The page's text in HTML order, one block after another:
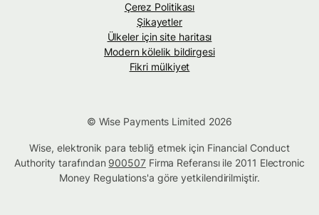
Çerez Politikası
Şikayetler
Ülkeler için site haritası
Modern kölelik bildirgesi
Fikri mülkiyet
© Wise Payments Limited 2026
Wise, elektronik para tebliğ etmek için Financial Conduct
Authority tarafından 900507Firma Referansı ile 2011 Electronic
Money Regulations'a göre yetkilendirilmiştir.